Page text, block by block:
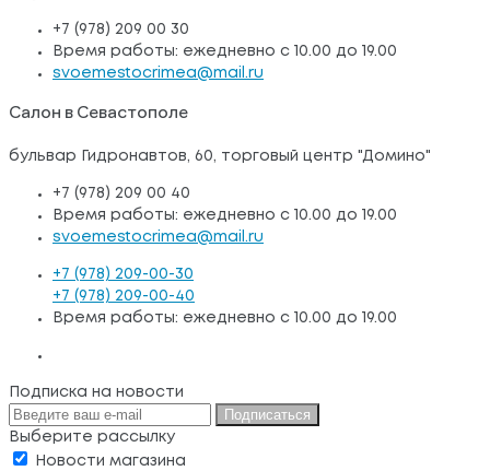
+7 (978) 209 00 30
Время работы: ежедневно с 10.00 до 19.00
svoemestocrimea@mail.ru
Салон в Севастополе
бульвар Гидронавтов, 60, торговый центр "Домино"
+7 (978) 209 00 40
Время работы: ежедневно с 10.00 до 19.00
svoemestocrimea@mail.ru
+7 (978) 209-00-30
+7 (978) 209-00-40
Время работы: ежедневно с 10.00 до 19.00
Подписка на новости
Подписаться
Выберите рассылку
Новости магазина